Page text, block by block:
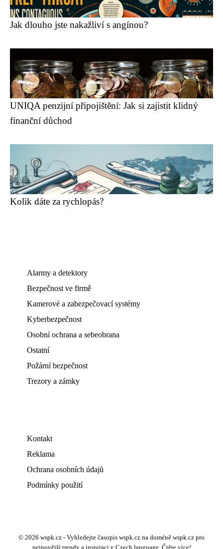
Jak dlouho jste nakažliví s angínou?
UNIQA penzijní připojištění: Jak si zajistit klidný
finanční důchod
Kolik dáte za rychlopás?
Alarmy a detektory
Bezpečnost ve firmě
Kamerové a zabezpečovací systémy
Kyberbezpečnost
Osobní ochrana a sebeobrana
Ostatní
Požární bezpečnost
Trezory a zámky
Kontakt
Reklama
Ochrana osobních údajů
Podmínky použití
© 2026 wspk.cz - Vyhledejte časopis wspk.cz na doméně wspk.cz pro
nejnovější trendy a inspiraci v Czech language. Čtěte více!